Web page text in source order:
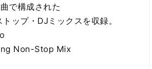
で構成された
ップ・DJミックスを収録。
Non-Stop Mix